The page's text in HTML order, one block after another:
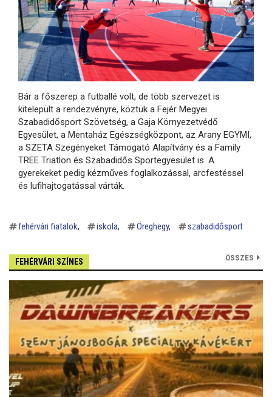
Bár a főszerep a futballé volt, de több szervezet is
kitelepült a rendezvényre, köztük a Fejér Megyei
Szabadidősport Szövetség, a Gaja Környezetvédő
Egyesület, a Mentaház Egészségközpont, az Arany EGYMI,
a SZETA Szegényeket Támogató Alapítvány és a Family
TREE Triatlon és Szabadidős Sportegyesület is. A
gyerekeket pedig kézműves foglalkozással, arcfestéssel
és lufihajtogatással várták.
fehérvári fiatalok iskola Öreghegy szabadidősport
FEHÉRVÁRI SZÍNES ÖSSZES